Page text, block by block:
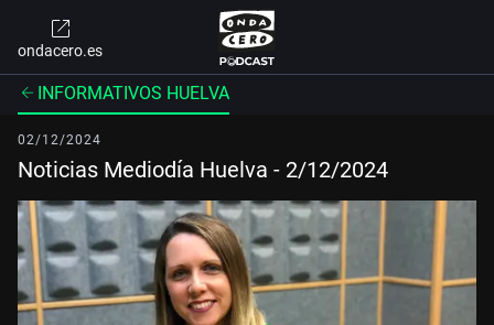
ondacero.es
INFORMATIVOS HUELVA
02/12/2024
Noticias Mediodía Huelva - 2/12/2024